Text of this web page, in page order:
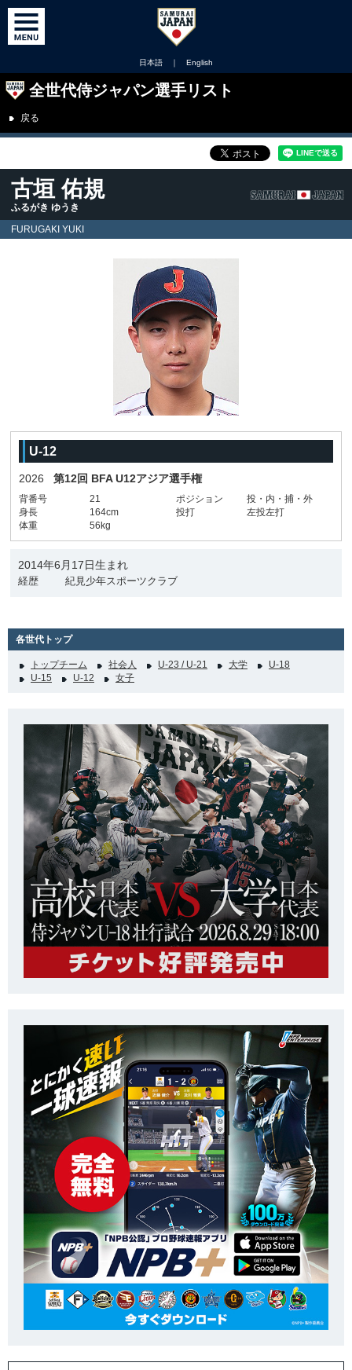
日本語 ｜ English
全世代侍ジャパン選手リスト
戻る
古垣 佑規
ふるがき ゆうき
FURUGAKI YUKI
U-12
2026 第12回 BFA U12アジア選手権
背番号 21 ポジション
投・内・捕・外
身長
164cm 投打
左投左打
体重
56kg
2014年6月17日生まれ
経歴 紀見少年スポーツクラブ
各世代トップ
トップチーム 社会人 U-23 / U-21 大学
U-18
U-15
U-12 女子